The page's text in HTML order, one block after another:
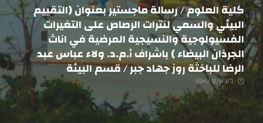
كلية العلوم / رسالة ماجستير بعنوان (التقييم
البيئي والسمي لنترات الرصاص على التغيرات
الفسيولوجية والنسيجية المرضية في اناث
الجرذان البيضاء ) باشراف أ.م.د. ولاء عباس عبد
الرضا للباخثة روز جهاد جبر / قسم البيئة
٢٣/٠٧/٢٠٢٦